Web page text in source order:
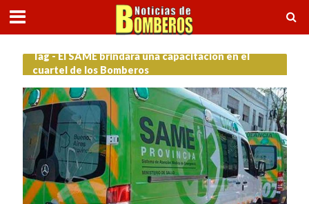
Tag - El SAME brindará una capacitación en el
cuartel de los Bomberos